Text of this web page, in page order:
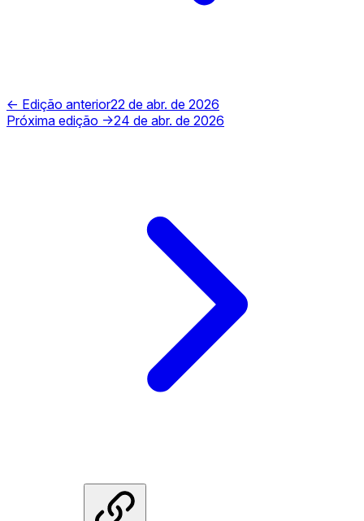
← Edição anterior22 de abr. de 2026
Próxima edição →24 de abr. de 2026